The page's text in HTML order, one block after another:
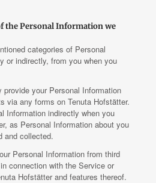
the Personal Information we
categories of Personal
or indirectly, from you when you
your Personal Information
via any forms on Tenuta Hofstätter.
Information indirectly when you
as Personal Information about you
and collected.
Personal Information from third
connection with the Service or
Hofstätter and features thereof.